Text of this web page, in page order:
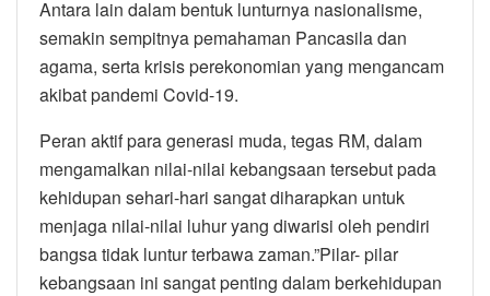
Antara lain dalam bentuk lunturnya nasionalisme,
semakin sempitnya pemahaman Pancasila dan
agama, serta krisis perekonomian yang mengancam
akibat pandemi Covid-19.
Peran aktif para generasi muda, tegas RM, dalam
mengamalkan nilai-nilai kebangsaan tersebut pada
kehidupan sehari-hari sangat diharapkan untuk
menjaga nilai-nilai luhur yang diwarisi oleh pendiri
bangsa tidak luntur terbawa zaman.”Pilar- pilar
kebangsaan ini sangat penting dalam berkehidupan